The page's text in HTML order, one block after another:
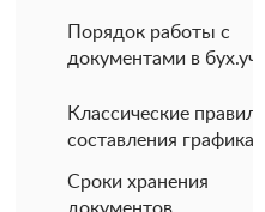
Порядок работы с
документами в
Классические правила
составления графика
Сроки хранения